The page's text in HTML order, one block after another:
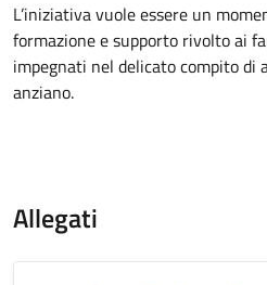
L’iniziativa vuole essere un
formazione e supporto rivolto ai
impegnati nel delicato compito di
anziano.
Allegati